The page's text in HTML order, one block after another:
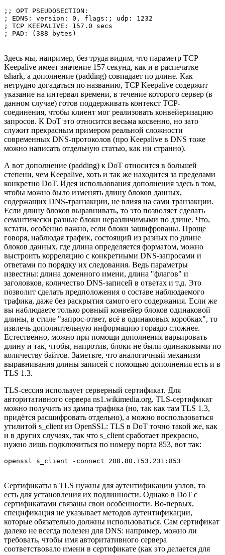
;; OPT PSEUDOSECTION:
; EDNS: version: 0, flags:; udp: 1232
; TCP KEEPALIVE: 157.0 secs
; PAD: (388 bytes)
Здесь мы, например, без труда видим, что параметр TCP
Keepalive имеет значение 157 секунд, как и в распечатке
tshark, а дополнение (padding) совпадает по длине. Как
нетрудно догадаться по названию, TCP Keepalive содержит
указание на интервал времени, в течение которого сервер (в
данном случае) готов поддерживать контекст TCP-
соединения, чтобы клиент мог реализовать конвейеризацию
запросов. К DoT это относится весьма косвенно, но зато
служит прекрасным примером реальной сложности
современных DNS-протоколов (про Keepalive в DNS тоже
можно написать отдельную статью, как ни странно).
А вот дополнение (padding) к DoT относится в большей
степени, чем Keepalive, хоть и так же находится за пределами
конкретно DoT. Идея использования дополнения здесь в том,
чтобы можно было изменять длину блоков данных,
содержащих DNS-транзакции, не влияя на сами транзакции.
Если длину блоков выравнивать, то это позволяет сделать
семантически разные блоки неразличимыми по длине. Что,
кстати, особенно важно, если блоки зашифрованы. Проще
говоря, наблюдая трафик, состоящий из разных по длине
блоков данных, где длина определяется форматом, можно
выстроить корреляцию с конкретными DNS-запросами и
ответами по порядку их следования. Ведь параметры
известны: длина доменного имени, длина "флагов" и
заголовков, количество DNS-записей в ответах и т.д. Это
позволит сделать предположения о составе наблюдаемого
трафика, даже без раскрытия самого его содержания. Если же
вы наблюдаете только ровный конвейер блоков одинаковой
длины, в стиле "запрос-ответ, всё в одинаковых коробках", то
извлечь дополнительную информацию гораздо сложнее.
Естественно, можно при помощи дополнения варьировать
длину и так, чтобы, напротив, блоки не были одинаковыми по
количеству байтов. Заметьте, что аналогичный механизм
выравнивания длины записей с помощью дополнения есть и в
TLS 1.3.
TLS-сессия использует серверный сертификат. Для
авторитативного сервера ns1.wikimedia.org. TLS-сертификат
можно получить из дампа трафика (но, так как там TLS 1.3,
придётся расшифровать отдельно), а можно воспользоваться
утилитой s_client из OpenSSL: TLS в DoT точно такой же, как
и в других случаях, так что s_client сработает прекрасно,
нужно лишь подключиться по номеру порта 853, вот так:
openssl s_client -connect 208.80.153.231:853
Cертификаты в TLS нужны для аутентификации узлов, то
есть для установления их подлинности. Однако в DoT с
сертификатами связаны свои особенности. Во-первых,
спецификация не указывает методов аутентификации,
которые обязательно должны использоваться. Сам сертификат
далеко не всегда полезен для DNS: например, можно ли
требовать, чтобы имя авторитативного сервера
соответствовало имени в сертификате (как это делается для